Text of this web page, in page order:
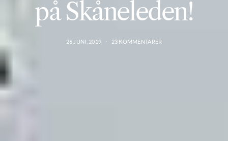
på Skåneleden!
26 JUNI, 2019 23 KOMMENTARER